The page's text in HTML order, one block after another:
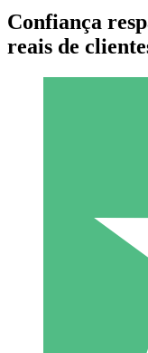
Pacotes
Pague conforme
Confiança
reais de